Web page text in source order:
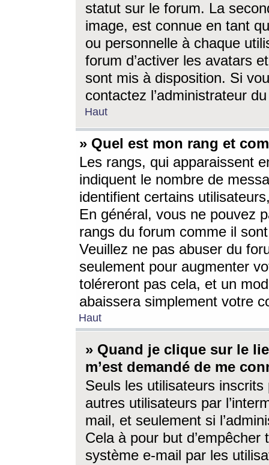
statut sur le forum. La
image, est connue en tant
ou personnelle à chaque
forum d’activer les avatars
sont mis à disposition. Si
contactez l’administrateur
Haut
» Quel est mon rang et
Les rangs, qui apparaissent
indiquent le nombre de
identifient certains
En général, vous ne pouvez
rangs du forum comme il
Veuillez ne pas abuser du
seulement pour augmenter
toléreront pas cela, et un
abaissera simplement votre
Haut
» Quand je clique sur le
m’est demandé de me
Seuls les utilisateurs
autres utilisateurs par
mail, et seulement si
Cela à pour but
système e-mail par les